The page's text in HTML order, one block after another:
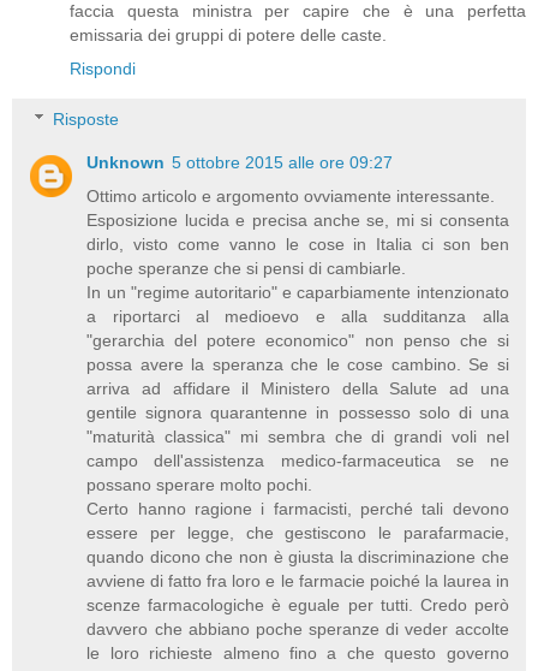
faccia questa ministra per capire che è una perfetta
emissaria dei gruppi di potere delle caste.
Rispondi
Risposte
Unknown 5 ottobre 2015 alle ore 09:27
Ottimo articolo e argomento ovviamente interessante.
Esposizione lucida e precisa anche se, mi si consenta
dirlo, visto come vanno le cose in Italia ci son ben
poche speranze che si pensi di cambiarle.
In un "regime autoritario" e caparbiamente intenzionato
a riportarci al medioevo e alla sudditanza alla
"gerarchia del potere economico" non penso che si
possa avere la speranza che le cose cambino. Se si
arriva ad affidare il Ministero della Salute ad una
gentile signora quarantenne in possesso solo di una
"maturità classica" mi sembra che di grandi voli nel
campo dell'assistenza medico-farmaceutica se ne
possano sperare molto pochi.
Certo hanno ragione i farmacisti, perché tali devono
essere per legge, che gestiscono le parafarmacie,
quando dicono che non è giusta la discriminazione che
avviene di fatto fra loro e le farmacie poiché la laurea in
scenze farmacologiche è eguale per tutti. Credo però
davvero che abbiano poche speranze di veder accolte
le loro richieste almeno fino a che questo governo